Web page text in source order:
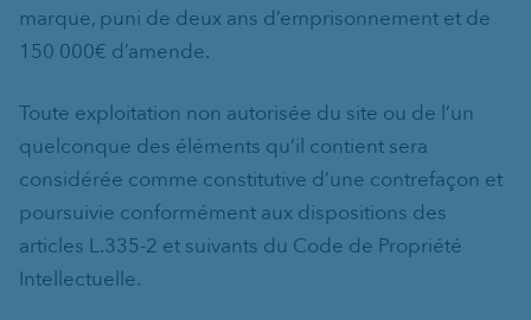
marque, puni de deux ans d’emprisonnement et de
150 000€ d’amende.
Toute exploitation non autorisée du site ou de l’un
quelconque des éléments qu’il contient sera
considérée comme constitutive d’une contrefaçon et
poursuivie conformément aux dispositions des
articles L.335-2 et suivants du Code de Propriété
Intellectuelle.